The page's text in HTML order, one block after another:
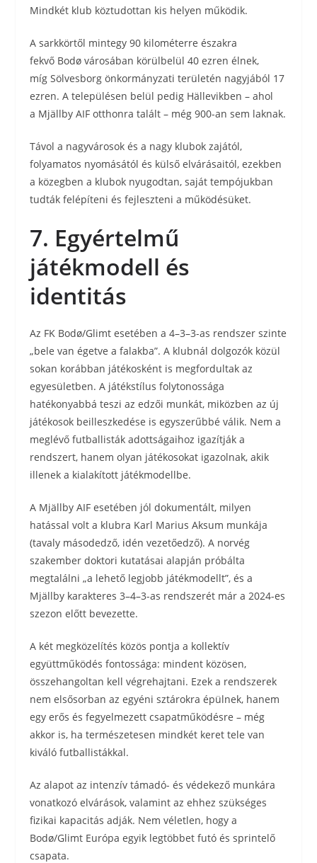
Mindkét klub köztudottan kis helyen működik.
A sarkkörtől mintegy 90 kilométerre északra
fekvő Bodø városában körülbelül 40 ezren élnek,
míg Sölvesborg önkormányzati területén nagyjából 17
ezren. A településen belül pedig Hällevikben – ahol
a Mjällby AIF otthonra talált – még 900-an sem laknak.
Távol a nagyvárosok és a nagy klubok zajától,
folyamatos nyomásától és külső elvárásaitól, ezekben
a közegben a klubok nyugodtan, saját tempójukban
tudták felépíteni és fejleszteni a működésüket.
7. Egyértelmű
játékmodell és
identitás
Az FK Bodø/Glimt esetében a 4–3–3-as rendszer szinte
„bele van égetve a falakba”. A klubnál dolgozók közül
sokan korábban játékosként is megfordultak az
egyesületben. A játékstílus folytonossága
hatékonyabbá teszi az edzői munkát, miközben az új
játékosok beilleszkedése is egyszerűbbé válik. Nem a
meglévő futballisták adottságaihoz igazítják a
rendszert, hanem olyan játékosokat igazolnak, akik
illenek a kialakított játékmodellbe.
A Mjällby AIF esetében jól dokumentált, milyen
hatással volt a klubra Karl Marius Aksum munkája
(tavaly másodedző, idén vezetőedző). A norvég
szakember doktori kutatásai alapján próbálta
megtalálni „a lehető legjobb játékmodellt”, és a
Mjällby karakteres 3–4–3-as rendszerét már a 2024-es
szezon előtt bevezette.
A két megközelítés közös pontja a kollektív
együttműködés fontossága: mindent közösen,
összehangoltan kell végrehajtani. Ezek a rendszerek
nem elsősorban az egyéni sztárokra épülnek, hanem
egy erős és fegyelmezett csapatműködésre – még
akkor is, ha természetesen mindkét keret tele van
kiváló futballistákkal.
Az alapot az intenzív támadó- és védekező munkára
vonatkozó elvárások, valamint az ehhez szükséges
fizikai kapacitás adják. Nem véletlen, hogy a
Bodø/Glimt Európa egyik legtöbbet futó és sprintelő
csapata.